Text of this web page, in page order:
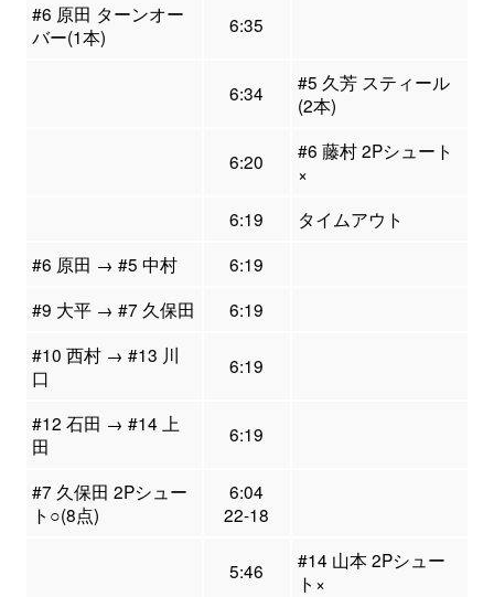
#6 原田 ターンオー
バー(1本)
6:35
6:34
#5 久芳 スティール
(2本)
6:20
#6 藤村 2Pシュート
×
6:19
タイムアウト
#6 原田 → #5 中村
6:19
#9 大平 → #7 久保田
6:19
#10 西村 → #13 川
口
6:19
#12 石田 → #14 上
田
6:19
#7 久保田 2Pシュー
ト○(8点)
6:04
22-18
5:46
#14 山本 2Pシュー
ト×